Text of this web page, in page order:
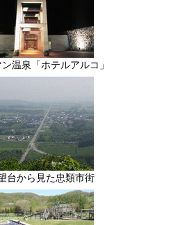
温泉「ホテルアルコ」
台から見た忠類市街